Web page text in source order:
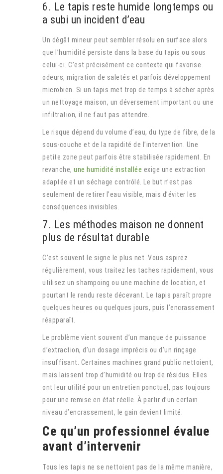
6. Le tapis reste humide longtemps ou
a subi un incident d’eau
Un dégât mineur peut sembler résolu en surface alors
que l’humidité persiste dans la base du tapis ou sous
celui-ci. C’est précisément ce contexte qui favorise
odeurs, migration de saletés et parfois développement
microbien. Si un tapis met trop de temps à sécher après
un nettoyage maison, un déversement important ou une
infiltration, il ne faut pas attendre.
Le risque dépend du volume d’eau, du type de fibre, de la
sous-couche et de la rapidité de l’intervention. Une
petite zone peut parfois être stabilisée rapidement. En
revanche, une humidité installée exige une extraction
adaptée et un séchage contrôlé. Le but n’est pas
seulement de retirer l’eau visible, mais d’éviter les
conséquences invisibles.
7. Les méthodes maison ne donnent
plus de résultat durable
C’est souvent le signe le plus net. Vous aspirez
régulièrement, vous traitez les taches rapidement, vous
utilisez un shampoing ou une machine de location, et
pourtant le rendu reste décevant. Le tapis paraît propre
quelques heures ou quelques jours, puis l’encrassement
réapparaît.
Le problème vient souvent d’un manque de puissance
d’extraction, d’un dosage imprécis ou d’un rinçage
insuffisant. Certaines machines grand public nettoient,
mais laissent trop d’humidité ou trop de résidus. Elles
ont leur utilité pour un entretien ponctuel, pas toujours
pour une remise en état réelle. À partir d’un certain
niveau d’encrassement, le gain devient limité.
Ce qu’un professionnel évalue
avant d’intervenir
Tous les tapis ne se nettoient pas de la même manière,